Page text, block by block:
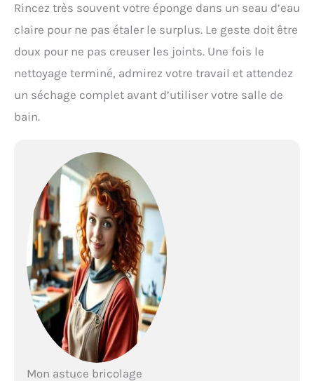
Rincez très souvent votre éponge dans un seau d’eau
claire pour ne pas étaler le surplus. Le geste doit être
doux pour ne pas creuser les joints. Une fois le
nettoyage terminé, admirez votre travail et attendez
un séchage complet avant d’utiliser votre salle de
bain.
Mon astuce bricolage